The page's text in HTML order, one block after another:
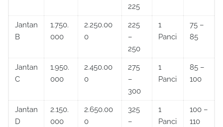
225
Jantan
B
1.750.
000
2.250.00
0
225
–
250
1
Panci
75 –
85
Jantan
C
1.950.
000
2.450.00
0
275
–
300
1
Panci
85 –
100
Jantan
D
2.150.
000
2.650.00
0
325
–
1
Panci
100 –
110